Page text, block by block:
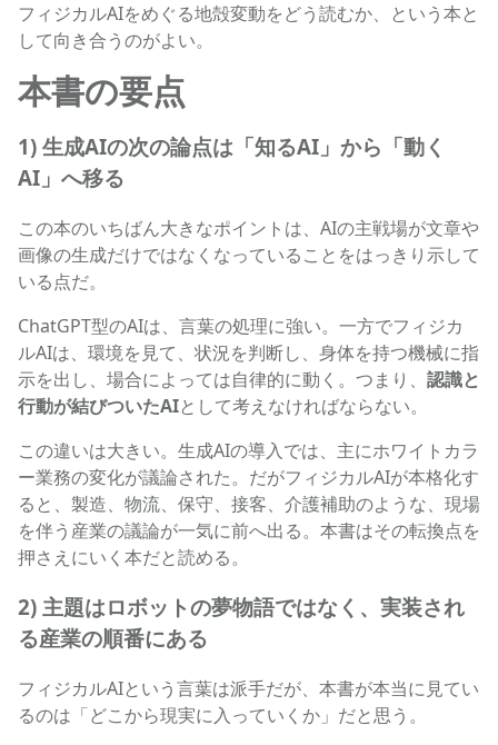
フィジカルAIをめぐる地殻変動をどう読むか、という本と
して向き合うのがよい。
本書の要点
1) 生成AIの次の論点は「知るAI」から「動く
AI」へ移る
この本のいちばん大きなポイントは、AIの主戦場が文章や
画像の生成だけではなくなっていることをはっきり示して
いる点だ。
ChatGPT型のAIは、言葉の処理に強い。一方でフィジカ
ルAIは、環境を見て、状況を判断し、身体を持つ機械に指
示を出し、場合によっては自律的に動く。つまり、 認識と
行動が結びついたAIとして考えなければならない。
この違いは大きい。生成AIの導入では、主にホワイトカラ
ー業務の変化が議論された。だがフィジカルAIが本格化す
ると、製造、物流、保守、接客、介護補助のような、現場
を伴う産業の議論が一気に前へ出る。本書はその転換点を
押さえにいく本だと読める。
2) 主題はロボットの夢物語ではなく、実装され
る産業の順番にある
フィジカルAIという言葉は派手だが、本書が本当に見てい
るのは「どこから現実に入っていくか」だと思う。